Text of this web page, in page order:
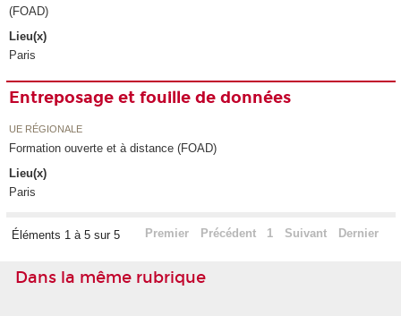
(FOAD)
Lieu(x)
Paris
Entreposage et fouille de données
UE RÉGIONALE
Formation ouverte et à distance (FOAD)
Lieu(x)
Paris
Éléments 1 à 5 sur 5 Premier Précédent 1 Suivant Dernier
Dans la même rubrique